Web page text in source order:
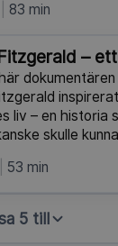
83 min
–
liv – en historia
skulle
53 min
5 till